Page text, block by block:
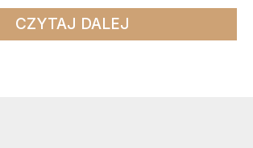
CZYTAJ DALEJ